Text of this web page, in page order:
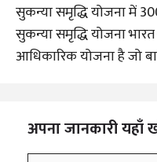
सुकन्या समृद्धि योजना में
सुकन्या समृद्धि योजना
आधिकारिक योजना है जो
अपना जानकारी यहाँ